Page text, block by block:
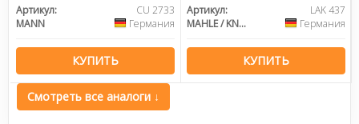
Артикул:
CU 2733
MANN
Германия
КУПИТЬ
Артикул:
LAK 437
MAHLE / KNECHT
Германия
КУПИТЬ
Смотреть все аналоги ↓